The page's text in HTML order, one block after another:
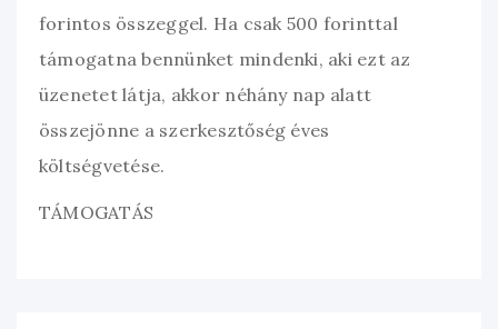
forintos összeggel. Ha csak 500 forinttal
támogatna bennünket mindenki, aki ezt az
üzenetet látja, akkor néhány nap alatt
összejönne a szerkesztőség éves
költségvetése.
TÁMOGATÁS